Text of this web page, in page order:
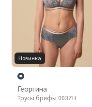
Новинка
Георгина
Трусы брифы 003ZH